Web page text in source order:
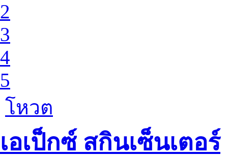
2
3
4
5
โหวต
เอเป็กซ์ สกินเซ็นเตอร์